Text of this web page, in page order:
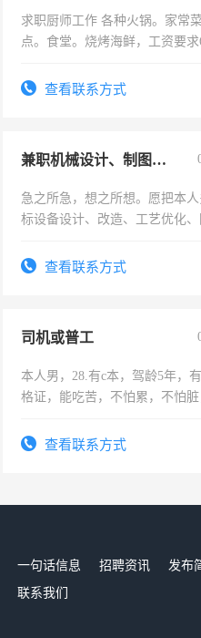
求职厨师工作 各种火锅。家常
点。食堂。烧烤海鲜，工资要求
查看联系方式
兼职机械设计、制图、设备改造
急之所急，想之所想。愿把本
标设备设计、改造、工艺优化
结识有识之士，共享未来。
查看联系方式
司机或普工
本人男，28.有c本，驾龄5年，
格证，能吃苦，不怕累，不怕
查看联系方式
一句话信息 招聘资讯 发布
联系我们